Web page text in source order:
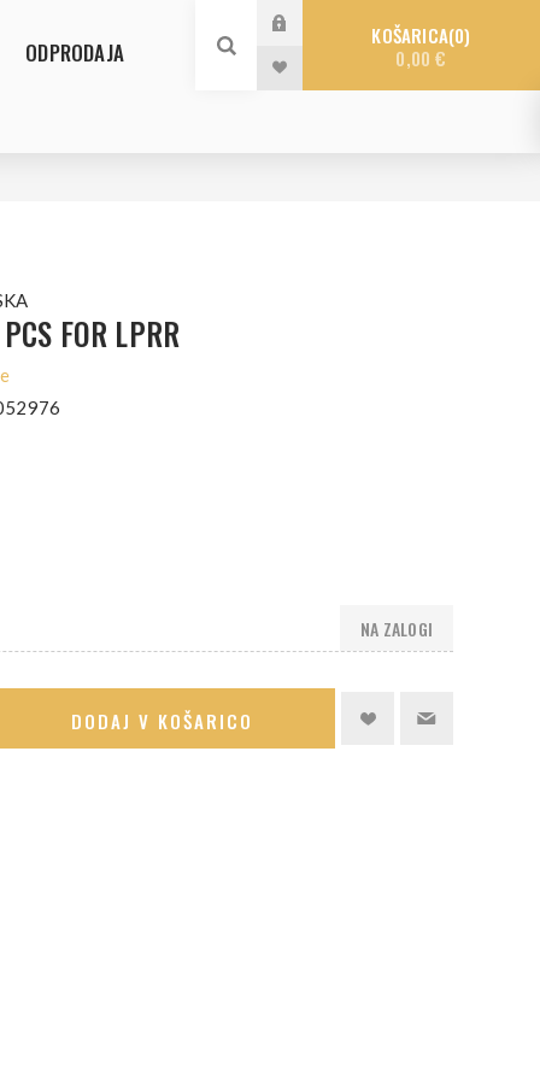
ODPRODAJA
KOŠARICA 0
0,00 €
FOR LPRR
NA ZALOGI
DODAJ V KOŠARICO